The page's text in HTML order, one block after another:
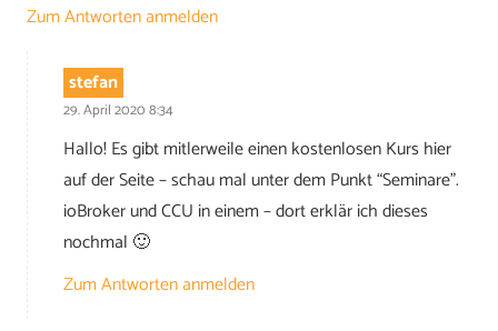
Zum Antworten anmelden
stefan
29. April 2020 8:34
Hallo! Es gibt mitlerweile einen kostenlosen Kurs hier
auf der Seite – schau mal unter dem Punkt “Seminare”.
ioBroker und CCU in einem – dort erklär ich dieses
nochmal 🙂
Zum Antworten anmelden